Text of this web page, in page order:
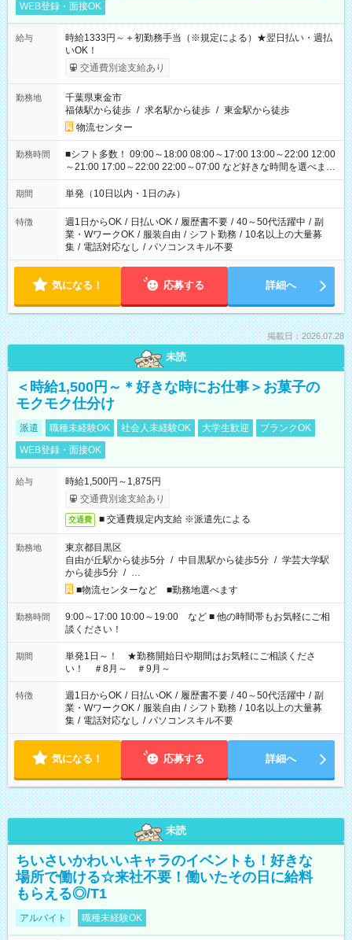
WEB登録・面接OK
給与
時給1333円～＋初勤務手当（※規定による）★翌日払い・週払
いOK！
交通費別途支給あり
勤務地
千葉県東金市
福俵駅から徒歩 / 求名駅から徒歩 / 東金駅から徒歩
物流センター
勤務時間
■シフト多数！ 09:00～18:00 08:00～17:00 13:00～22:00 12:00
～21:00 17:00～22:00 22:00～07:00 など好きな時間を選べま
す！
期間 単発（10日以内・1日のみ）
特徴 週1日からOK / 日払いOK / 履歴書不要 / 40～50代活躍中 / 副
業・WワークOK / 服装自由 / シフト勤務 / 10名以上の大量募
集 / 電話対応なし / パソコンスキル不要
気になる！ 応募する 詳細へ
掲載日：2026.07.28
未読
＜時給1,500円～＊好きな時にお仕事＞お菓子の
モクモク仕分け
派遣 職種未経験OK 社会人未経験OK 大学生歓迎
ブランクOK
WEB登録・面接OK
給与
時給1,500円～1,875円
交通費別途支給あり
交通費 ■ 交通費規定内支給 ※派遣先による
勤務地
東京都目黒区
自由が丘駅から徒歩5分 / 中目黒駅から徒歩5分 / 学芸大学駅
から徒歩5分 / …
■物流センターなど ■勤務地選べます
勤務時間
9:00～17:00 10:00～19:00 など ■ 他の時間帯もお気軽にご相
談ください！
期間
単発1日～！ ★勤務開始日や期間はお気軽にご相談くださ
い！ ＃8月～ ＃9月～
特徴 週1日からOK / 日払いOK / 履歴書不要 / 40～50代活躍中 / 副
業・WワークOK / 服装自由 / シフト勤務 / 10名以上の大量募
集 / 電話対応なし / パソコンスキル不要
気になる！ 応募する 詳細へ
未読
ちいさいかわいいキャラのイベントも！好きな
場所で働ける☆来社不要！働いたその日に給料
もらえる◎/T1
アルバイト 職種未経験OK